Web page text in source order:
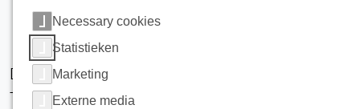
De voortdurende verdere ontwikkeling van Heat
Transfer Technology AG in complexe,
Necessary cookies
Statistieken
Marketing
Externe media